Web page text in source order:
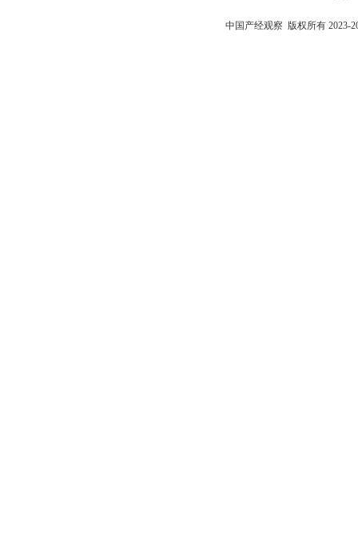
中国产经观察 版权所有 2023-